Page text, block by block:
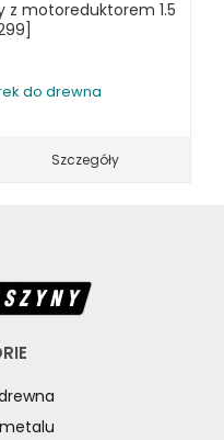
z motoreduktorem 1.5
do drewna
Szczegóły